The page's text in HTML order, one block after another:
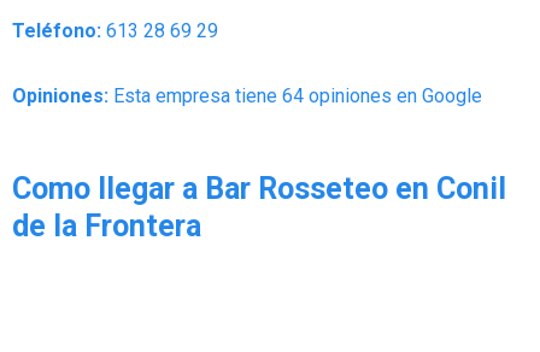
Teléfono: 613 28 69 29
Opiniones: Esta empresa tiene 64 opiniones en Google
Como llegar a Bar Rosseteo en Conil
de la Frontera